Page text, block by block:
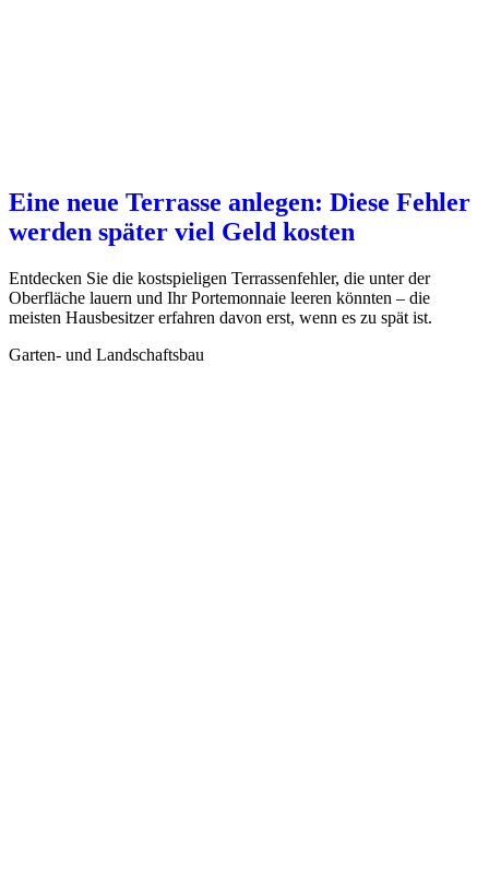
Eine neue Terrasse anlegen: Diese Fehler
werden später viel Geld kosten
Entdecken Sie die kostspieligen Terrassenfehler, die unter der
Oberfläche lauern und Ihr Portemonnaie leeren könnten – die
meisten Hausbesitzer erfahren davon erst, wenn es zu spät ist.
Garten- und Landschaftsbau